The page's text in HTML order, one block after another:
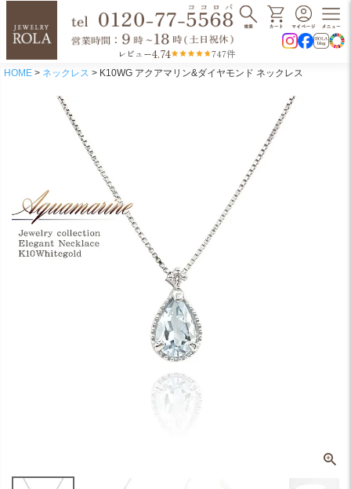
レビュー4.74 747件
HOME ネックレス K10WG アクアマリン&ダイヤモンド ネックレス